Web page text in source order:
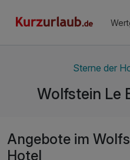
Sterne der
Wolfstein Le
Angebote im
Hotel